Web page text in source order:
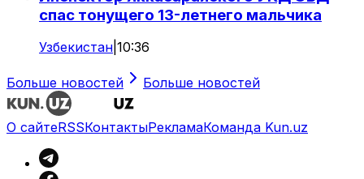
спас тонущего 13-летнего мальчика
Узбекистан 10:36
Больше новостей Больше новостей
О сайтеRSSКонтактыРекламаКоманда Kun.uz